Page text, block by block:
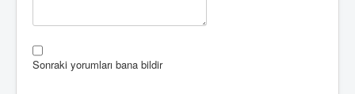
Sonraki yorumları bana bildir